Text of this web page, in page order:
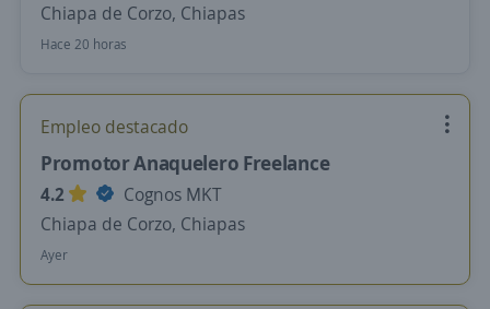
Chiapa de Corzo, Chiapas
Hace 20 horas
Empleo destacado
Promotor Anaquelero Freelance
4.2
Cognos MKT
Chiapa de Corzo, Chiapas
Ayer